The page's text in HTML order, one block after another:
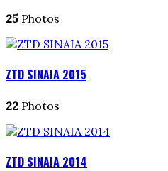
25 Photos
ZTD SINAIA 2015
22 Photos
ZTD SINAIA 2014